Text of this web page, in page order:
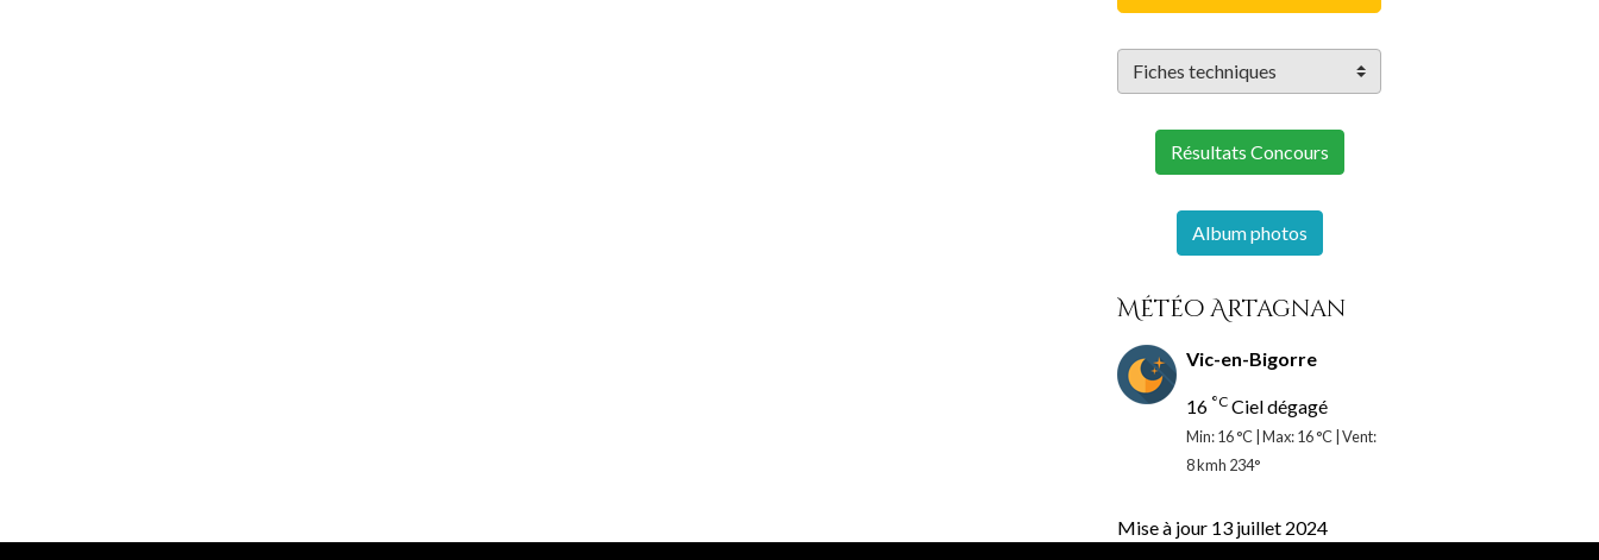
Résultats Concours
Album photos
Météo Artagnan
Vic-en-Bigorre
16 °C Ciel dégagé
Min: 16 °C | Max: 16 °C | Vent:
8 kmh 234°
Mise à jour 13 juillet 2024